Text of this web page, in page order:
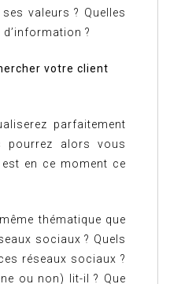
valeurs ? Quelles
?
votre client
parfaitement
pourrez alors vous
en ce moment ce
thématique que
sociaux ? Quels
réseaux sociaux ?
ou non) lit-il ? Que